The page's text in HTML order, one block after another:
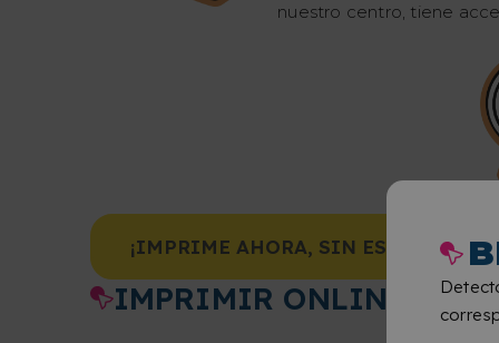
nuestro centro, tiene
¡IMPRIME AHORA, SIN ESPERAS!
IMPRIMIR ONLINE CON